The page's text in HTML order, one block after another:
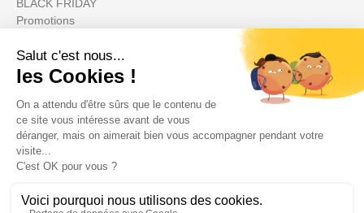
BLACK FRIDAY
Promotions
Ihr Konto
Informations